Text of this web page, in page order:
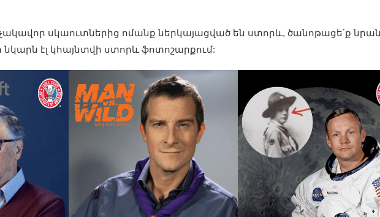
սկաուտներից ոմանք ներկայացված են ստորև, ծանոթացե՛ք
նկարն էլ կհայնտվի ստորև ֆոտոշարքում: